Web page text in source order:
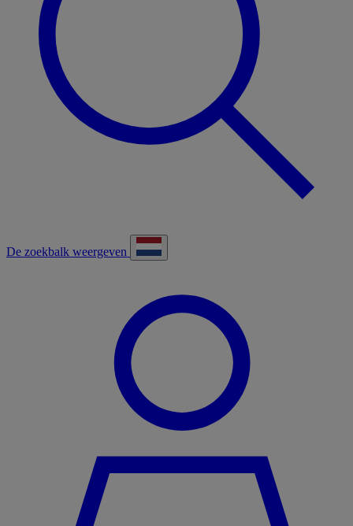
De zoekbalk weergeven